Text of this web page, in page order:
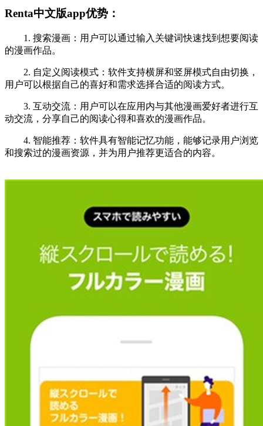
Renta中文版app优势：
1. 搜索漫画：用户可以通过输入关键词快速找到想要阅读
的漫画作品。
2. 自定义阅读模式：软件支持横屏和竖屏模式自由切换，
用户可以根据自己的喜好和需求选择合适的阅读方式。
3. 互动交流：用户可以在应用内与其他漫画爱好者进行互
动交流，分享自己的阅读心得和喜欢的漫画作品。
4. 智能推荐：软件具有智能记忆功能，能够记录用户浏览
和搜索过的漫画资源，并为用户推荐更适合的内容。